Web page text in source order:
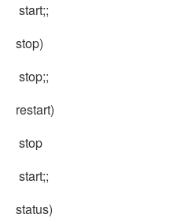
start;;
stop)
stop;;
restart)
stop
start;;
status)